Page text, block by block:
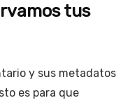
tus
y sus metadatos
es para que